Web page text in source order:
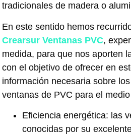
tradicionales de madera o
En este sentido hemos
Crearsur Ventanas PVC,
medida, para que nos aporten
con el objetivo de ofrecer en
información necesaria sobre
ventanas de PVC para el
Eficiencia energética: las
conocidas por su